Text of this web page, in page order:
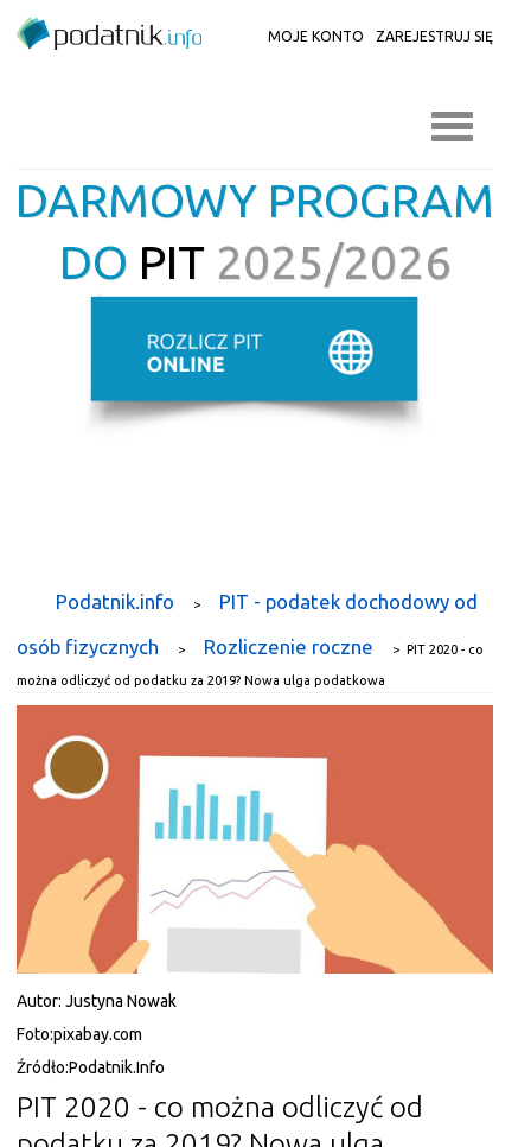
MOJE KONTO ZAREJESTRUJ SIĘ
DARMOWY PROGRAM
DO PIT 2025/2026
Podatnik.info >
PIT - podatek dochodowy od
osób fizycznych
> Rozliczenie roczne > PIT 2020 - co
można odliczyć od podatku za 2019? Nowa ulga podatkowa
Autor: Justyna Nowak
Foto:pixabay.com
Źródło:Podatnik.Info
PIT 2020 - co można odliczyć od